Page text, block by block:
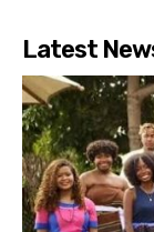
Latest